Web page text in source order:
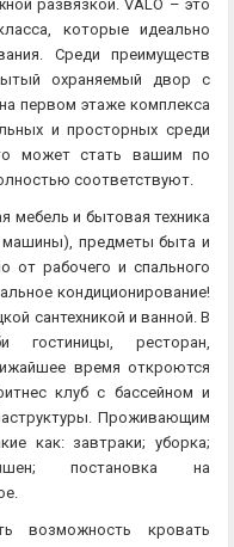
развязкой. VALO – это
которые идеально
Среди преимуществ
охраняемый двор с
первом этаже комплекса
и просторных среди
может стать вашим по
соответствуют.
мебель и бытовая техника
машины), предметы быта и
от рабочего и спального
кондиционирование!
сантехникой и ванной. В
ресторан,
время откроются
клуб с бассейном и
Проживающим
как: завтраки; уборка;
постановка на
кровать